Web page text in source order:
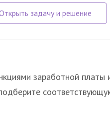
заработной